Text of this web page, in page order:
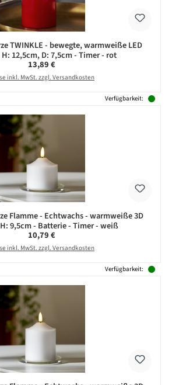
TWINKLE - bewegte, warmweiße LED
12,5cm, D: 7,5cm - Timer - rot
Regulärer Preis:
13,89 €
inkl. MwSt. zzgl. Versandkosten
Verfügbarkeit:
Flamme - Echtwachs - warmweiße 3D
9,5cm - Batterie - Timer - weiß
Regulärer Preis:
10,79 €
inkl. MwSt. zzgl. Versandkosten
Verfügbarkeit: